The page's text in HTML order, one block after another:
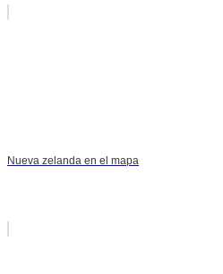
Nueva zelanda en el mapa